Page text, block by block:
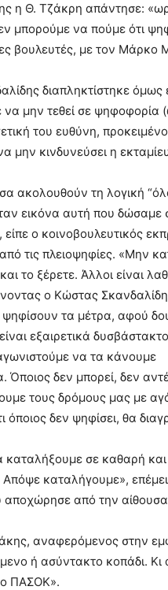
η Θ. Τζάκρη απάντησε:
μπορούμε να πούμε ότι
βουλευτές, με τον Μάρκο
διαπληκτίστηκε
να μην τεθεί σε ψηφοφορία
του ευθύνη,
μην κινδυνεύσει η
ακολουθούν τη λογική
εικόνα αυτή που δώσαμε
είπε ο κοινοβουλευτικός
τις πλειοψηφίες. «Μην
το ξέρετε. Άλλοι είναι
ο Κώστας
ψηφίσουν τα μέτρα, αφού
εξαιρετικά
να τα κάνουμε
Όποιος δεν μπορεί, δεν
τους δρόμους μας με
όποιος δεν ψηφίσει, θα
σε καθαρή
Απόψε καταλήγουμε»,
αποχώρησε από την
αναφερόμενος στην
ή ασύντακτο κοπάδι. Κι
ΠΑΣΟΚ».